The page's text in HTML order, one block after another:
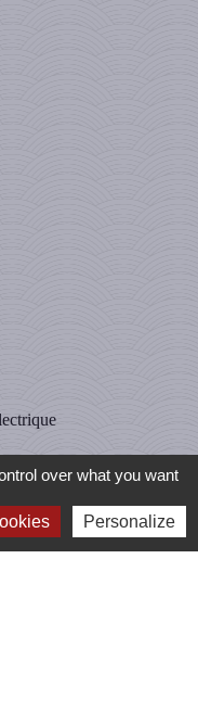
over what you want
Personalize